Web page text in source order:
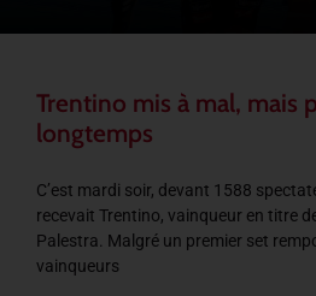
Trentino mis à mal, mais
longtemps
C’est mardi soir, devant 1588
recevait Trentino, vainqueur en titre
Palestra. Malgré un premier set
vainqueurs